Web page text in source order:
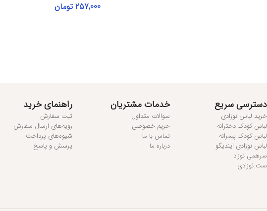
257,000 تومان
دسترسی سریع
خرید لباس نوزادی
لباس کودک دخترانه
لباس کودک پسرانه
لباس نوزادی ایندیگو
سرهمی نوزاد
ست نوزادی
خدمات مشتریان
سوالات متداول
حریم خصوصی
تماس با ما
درباره ما
راهنمای خرید
ثبت سفارش
رویه‌های ارسال سفارش
شیوه‌های پرداخت
پرسش و پاسخ